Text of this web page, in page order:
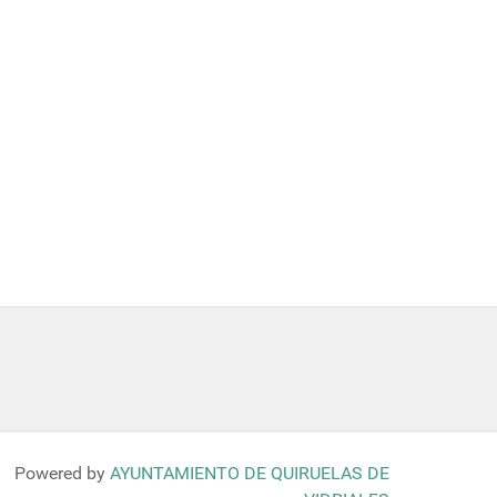
Powered by AYUNTAMIENTO DE QUIRUELAS DE